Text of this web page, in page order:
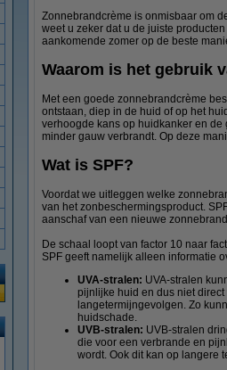
Zonnebrandcrème is onmisbaar om
weet u zeker dat u de juiste
aankomende zomer op de beste
Waarom is het gebruik
Met een goede zonnebrandcrème
ontstaan, diep in de huid of op het
verhoogde kans op huidkanker en
minder gauw verbrandt. Op deze
Wat is SPF?
Voordat we uitleggen welke
van het zonbeschermingsproduct.
aanschaf van een nieuwe
De schaal loopt van factor 10 naar
SPF geeft namelijk alleen informatie
UVA-stralen: UVA-stralen
pijnlijke huid en dus niet
langetermijngevolgen. Zo
huidschade.
UVB-stralen: UVB-stralen
die voor een verbrande en
wordt. Ook dit kan op langere